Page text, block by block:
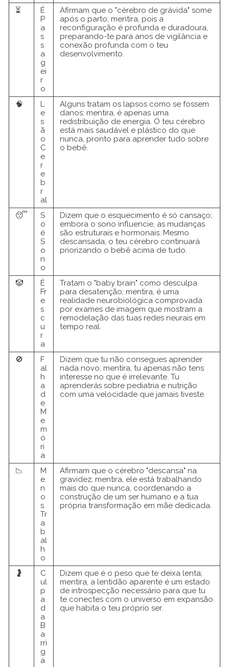
⏳
É
P
a
s
s
a
g
ei
r
o
Afirmam que o "cérebro de grávida" some
após o parto; mentira, pois a
reconfiguração é profunda e duradoura,
preparando-te para anos de vigilância e
conexão profunda com o teu
desenvolvimento.
🧠
L
e
s
ã
o
C
e
r
e
b
r
al
Alguns tratam os lapsos como se fossem
danos; mentira, é apenas uma
redistribuição de energia. O teu cérebro
está mais saudável e plástico do que
nunca, pronto para aprender tudo sobre
o bebê.
😴
S
ó
é
S
o
n
o
Dizem que o esquecimento é só cansaço;
embora o sono influencie, as mudanças
são estruturais e hormonais. Mesmo
descansada, o teu cérebro continuará
priorizando o bebê acima de tudo.
🤡
É
Fr
e
s
c
u
r
a
Tratam o "baby brain" como desculpa
para desatenção; mentira, é uma
realidade neurobiológica comprovada
por exames de imagem que mostram a
remodelação das tuas redes neurais em
tempo real.
🚫
F
al
h
a
d
e
M
e
m
ó
ri
a
Dizem que tu não consegues aprender
nada novo; mentira, tu apenas não tens
interesse no que é irrelevante. Tu
aprenderás sobre pediatria e nutrição
com uma velocidade que jamais tiveste.
📉
M
e
n
o
s
Tr
a
b
al
h
o
Afirmam que o cérebro "descansa" na
gravidez; mentira, ele está trabalhando
mais do que nunca, coordenando a
construção de um ser humano e a tua
própria transformação em mãe dedicada.
🤰
C
ul
p
a
d
a
B
a
rri
g
a
Dizem que é o peso que te deixa lenta;
mentira, a lentidão aparente é um estado
de introspecção necessário para que tu
te conectes com o universo em expansão
que habita o teu próprio ser.